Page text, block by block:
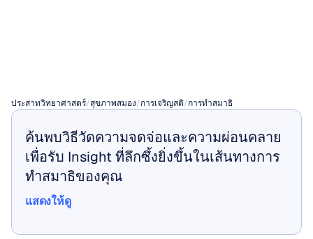
ประสาทวิทยาศาสตร์/สุขภาพสมอง/การเจริญสติ/การทำสมาธิ
ค้นพบวิธีวัดความจดจ่อและความผ่อนคลาย
เพื่อรับ Insight ที่ลึกซึ้งยิ่งขึ้นในเส้นทางการ
ทำสมาธิของคุณ
แสดงให้ดู